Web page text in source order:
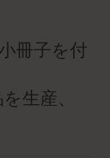
冊子を付
生産、